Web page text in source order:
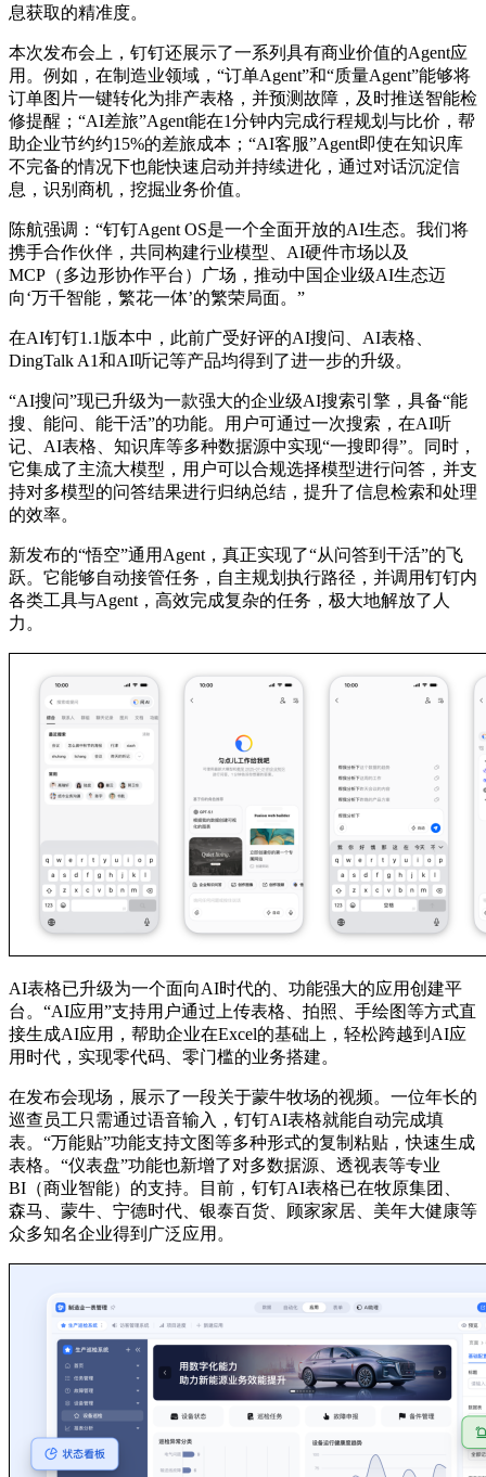
息获取的精准度。
本次发布会上，钉钉还展示了一系列具有商业价值的Agent应
用。例如，在制造业领域，“订单Agent”和“质量Agent”能够将
订单图片一键转化为排产表格，并预测故障，及时推送智能检
修提醒；“AI差旅”Agent能在1分钟内完成行程规划与比价，帮
助企业节约约15%的差旅成本；“AI客服”Agent即使在知识库
不完备的情况下也能快速启动并持续进化，通过对话沉淀信
息，识别商机，挖掘业务价值。
陈航强调：“钉钉Agent OS是一个全面开放的AI生态。我们将
携手合作伙伴，共同构建行业模型、AI硬件市场以及
MCP（多边形协作平台）广场，推动中国企业级AI生态迈
向‘万千智能，繁花一体’的繁荣局面。”
在AI钉钉1.1版本中，此前广受好评的AI搜问、AI表格、
DingTalk A1和AI听记等产品均得到了进一步的升级。
“AI搜问”现已升级为一款强大的企业级AI搜索引擎，具备“能
搜、能问、能干活”的功能。用户可通过一次搜索，在AI听
记、AI表格、知识库等多种数据源中实现“一搜即得”。同时，
它集成了主流大模型，用户可以合规选择模型进行问答，并支
持对多模型的问答结果进行归纳总结，提升了信息检索和处理
的效率。
新发布的“悟空”通用Agent，真正实现了“从问答到干活”的飞
跃。它能够自动接管任务，自主规划执行路径，并调用钉钉内
各类工具与Agent，高效完成复杂的任务，极大地解放了人
力。
AI表格已升级为一个面向AI时代的、功能强大的应用创建平
台。“AI应用”支持用户通过上传表格、拍照、手绘图等方式直
接生成AI应用，帮助企业在Excel的基础上，轻松跨越到AI应
用时代，实现零代码、零门槛的业务搭建。
在发布会现场，展示了一段关于蒙牛牧场的视频。一位年长的
巡查员工只需通过语音输入，钉钉AI表格就能自动完成填
表。“万能贴”功能支持文图等多种形式的复制粘贴，快速生成
表格。“仪表盘”功能也新增了对多数据源、透视表等专业
BI（商业智能）的支持。目前，钉钉AI表格已在牧原集团、
森马、蒙牛、宁德时代、银泰百货、顾家家居、美年大健康等
众多知名企业得到广泛应用。